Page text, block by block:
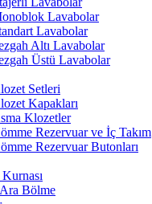
Lavabolar
Lavabolar
Altı Lavabolar
Üstü Lavabolar
Setleri
Kapakları
Klozetler
Rezervuar ve İç Takım
Rezervuar Butonları
Bölme